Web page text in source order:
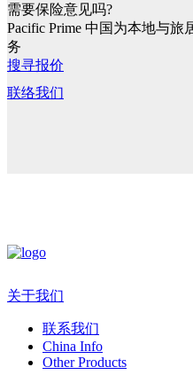
需要保险意见吗?
Pacific Prime 中国为本地与
务
搜寻报价
联络我们
关于我们
联系我们
China Info
Other Products